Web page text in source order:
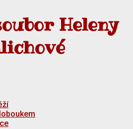
Heleny